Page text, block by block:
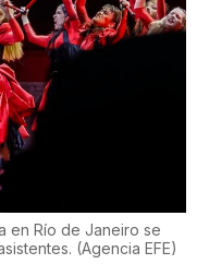
en Río de Janeiro se
(Agencia EFE)